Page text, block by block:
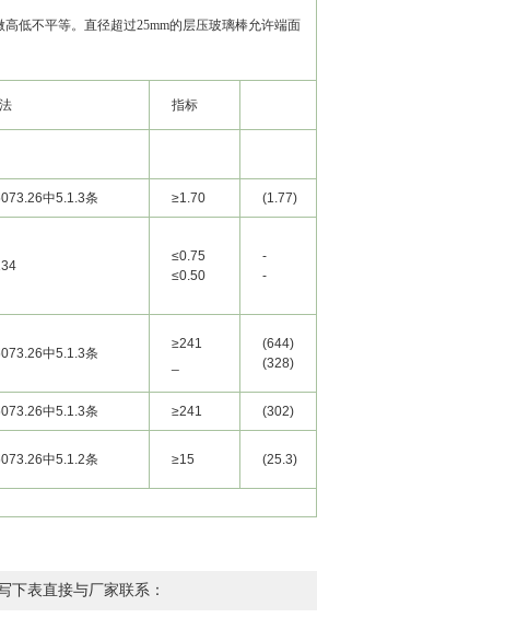
低不平等。直径超过25mm的层压玻璃棒允许端面
指标
中5.1.3条 ≥1.70 (1.77)
≤0.75
≤0.50
-
-
中5.1.3条
≥241
(644)
(328)
中5.1.3条 ≥241 (302)
中5.1.2条 ≥15 (25.3)
下表直接与厂家联系：